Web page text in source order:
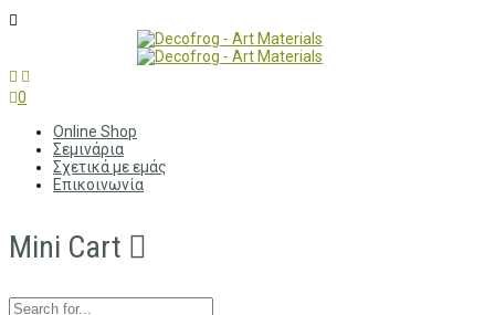
0
Online Shop
Σεμινάρια
Σχετικά με εμάς
Επικοινωνία
Mini Cart